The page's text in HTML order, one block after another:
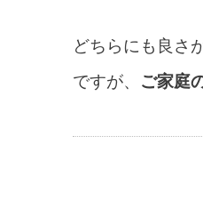
どちらにも良さ
ですが、 ご家庭